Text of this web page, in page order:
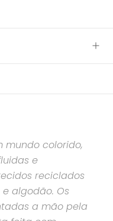
mundo colorido,
e
reciclados
algodão. Os
a mão pela